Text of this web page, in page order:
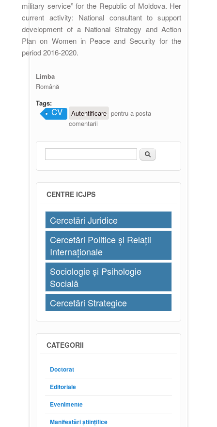
military service” for the Republic of Moldova. Her
current activity: National consultant to support
development of a National Strategy and Action
Plan on Women in Peace and Security for the
period 2016-2020.
Limba
Română
Tags:
CV Autentificare pentru a posta
comentarii
Formular de căutare
Căutare
CENTRE ICJPS
Cercetări Juridice
Cercetări Politice și Relații
Internaționale
Sociologie și Psihologie
Socială
Cercetări Strategice
CATEGORII
Doctorat
Editoriale
Evenimente
Manifestări științifice